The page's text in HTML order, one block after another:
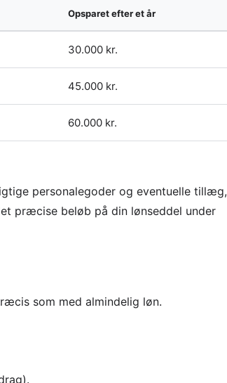
Opsparet efter et år
30.000 kr.
45.000 kr.
60.000 kr.
personalegoder og eventuelle tillæg,
præcise beløb på din lønseddel under
som med almindelig løn.